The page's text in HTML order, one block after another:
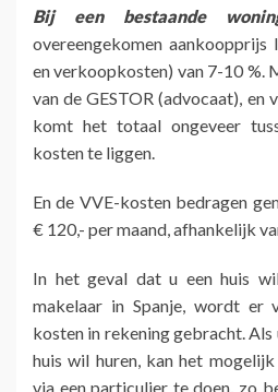
Bij een bestaande
overeengekomen
en verkoopkosten) van 7-10 %.
van de GESTOR (advocaat), en
komt het totaal ongeveer
kosten te liggen.
En de VVE-kosten bedragen
€ 120,- per maand, afhankelijk
In het geval dat u een huis
makelaar in Spanje, wordt er
kosten in rekening gebracht.
huis wil huren, kan het
via een particulier te doen, zo